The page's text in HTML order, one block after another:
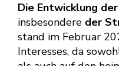
Die Entwicklung
insbesondere der
stand im Februar
Interesses, da